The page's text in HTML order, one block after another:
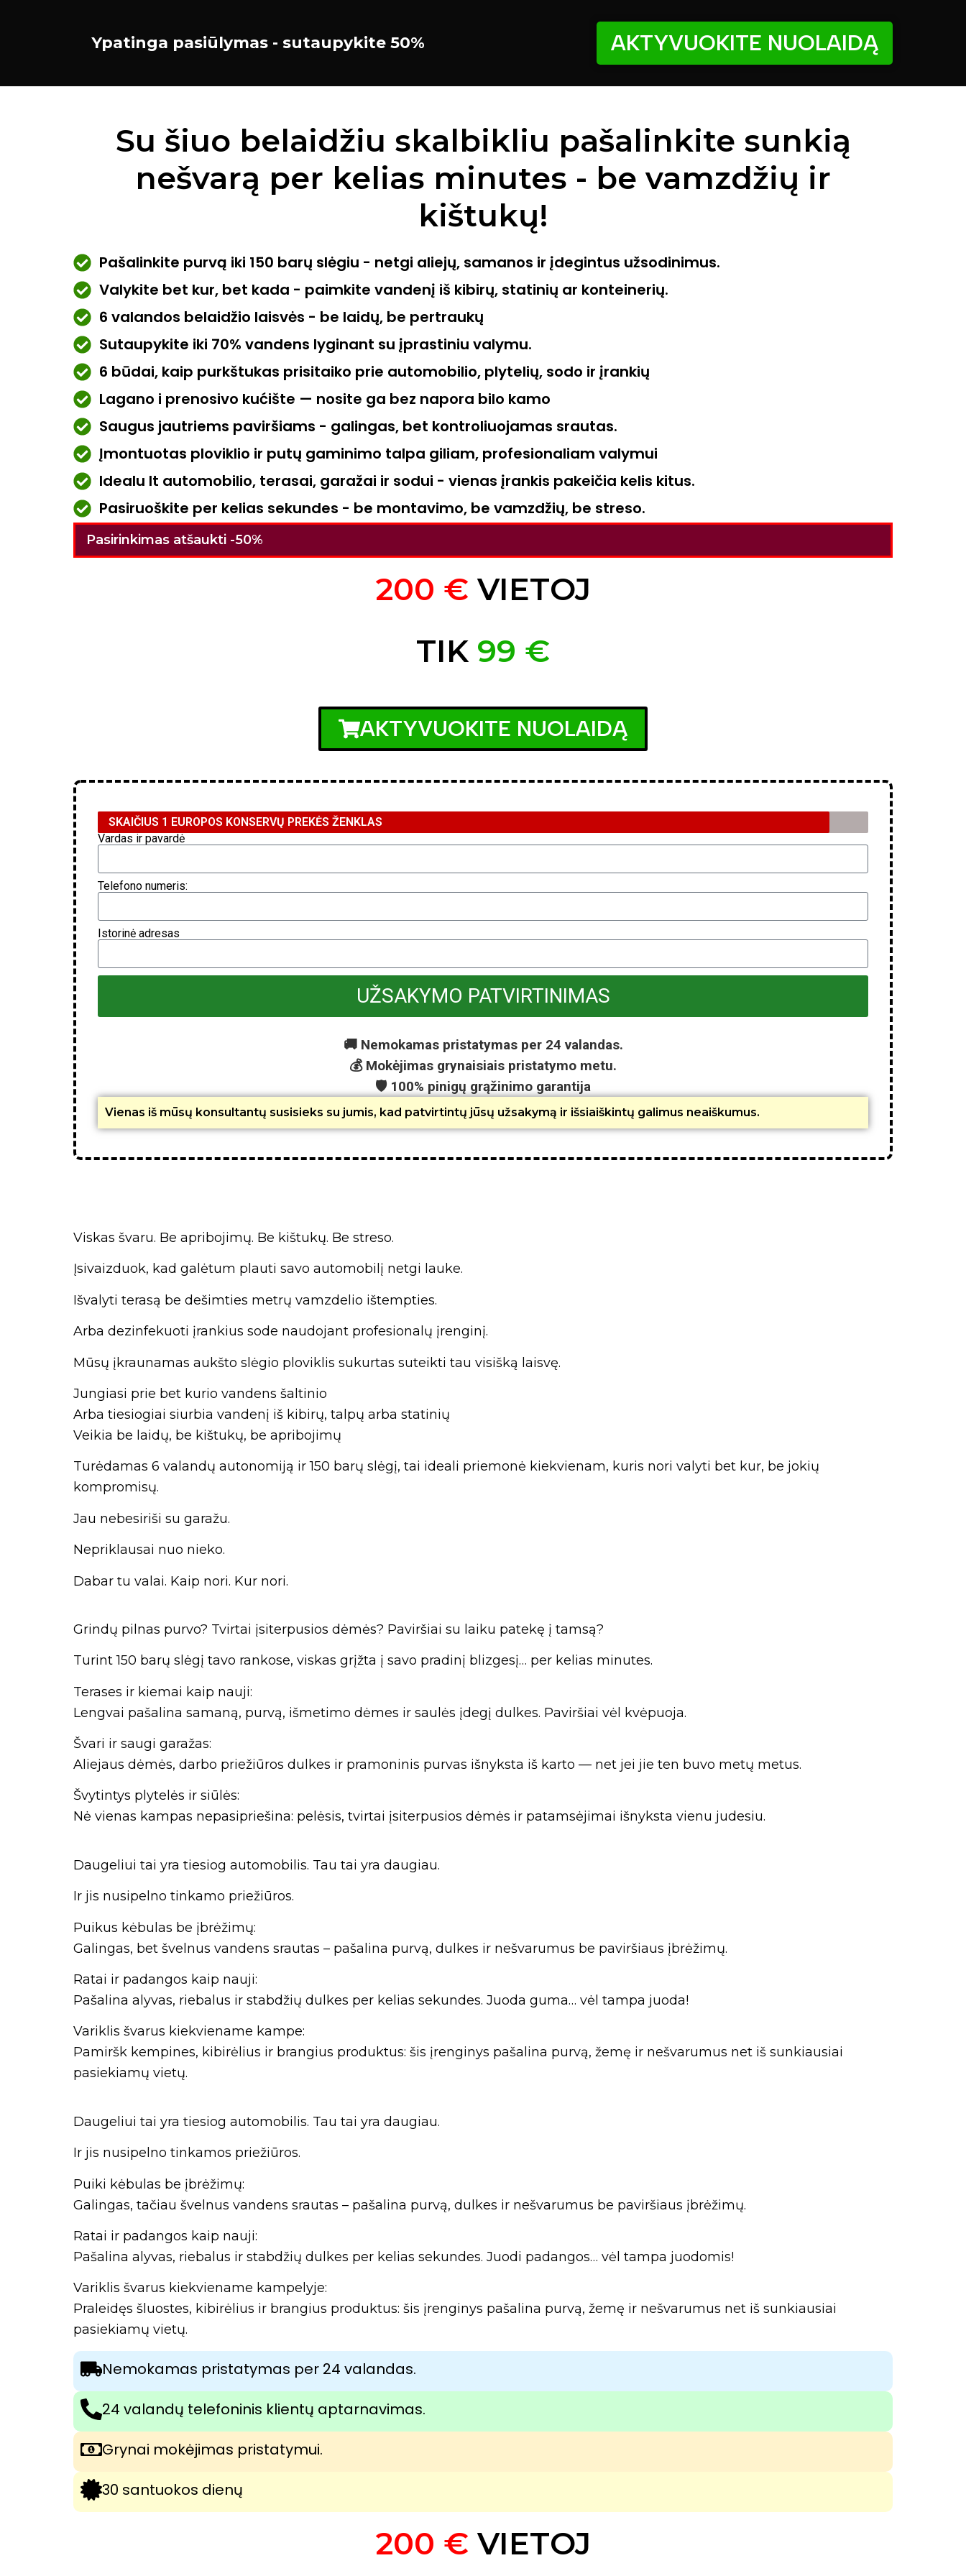
Ypatinga pasiūlymas - sutaupykite 50% AKTYVUOKITE NUOLAIDĄ
Su šiuo belaidžiu skalbikliu pašalinkite sunkią
nešvarą per kelias minutes - be vamzdžių ir
kištukų!
Pašalinkite purvą iki 150 barų slėgiu - netgi aliejų, samanos ir įdegintus užsodinimus.
Valykite bet kur, bet kada - paimkite vandenį iš kibirų, statinių ar konteinerių.
6 valandos belaidžio laisvės - be laidų, be pertraukų
Sutaupykite iki 70% vandens lyginant su įprastiniu valymu.
6 būdai, kaip purkštukas prisitaiko prie automobilio, plytelių, sodo ir įrankių
Lagano i prenosivo kućište — nosite ga bez napora bilo kamo
Saugus jautriems paviršiams - galingas, bet kontroliuojamas srautas.
Įmontuotas ploviklio ir putų gaminimo talpa giliam, profesionaliam valymui
Idealu lt automobilio, terasai, garažai ir sodui - vienas įrankis pakeičia kelis kitus.
Pasiruoškite per kelias sekundes - be montavimo, be vamzdžių, be streso.
Pasirinkimas atšaukti -50%
200 € VIETOJ
TIK 99 €
AKTYVUOKITE NUOLAIDĄ
SKAIČIUS 1 EUROPOS KONSERVŲ PREKĖS ŽENKLAS
Vardas ir pavardė
Telefono numeris:
Istorinė adresas
UŽSAKYMO PATVIRTINIMAS
🚚 Nemokamas pristatymas per 24 valandas.
💰 Mokėjimas grynaisiais pristatymo metu.
🛡️ 100% pinigų grąžinimo garantija
Vienas iš mūsų konsultantų susisieks su jumis, kad patvirtintų jūsų užsakymą ir išsiaiškintų galimus neaiškumus.
Viskas švaru. Be apribojimų. Be kištukų. Be streso.
Įsivaizduok, kad galėtum plauti savo automobilį netgi lauke.
Išvalyti terasą be dešimties metrų vamzdelio ištempties.
Arba dezinfekuoti įrankius sode naudojant profesionalų įrenginį.
Mūsų įkraunamas aukšto slėgio ploviklis sukurtas suteikti tau visišką laisvę.
Jungiasi prie bet kurio vandens šaltinio
Arba tiesiogiai siurbia vandenį iš kibirų, talpų arba statinių
Veikia be laidų, be kištukų, be apribojimų
Turėdamas 6 valandų autonomiją ir 150 barų slėgį, tai ideali priemonė kiekvienam, kuris nori valyti bet kur, be jokių
kompromisų.
Jau nebesiriši su garažu.
Nepriklausai nuo nieko.
Dabar tu valai. Kaip nori. Kur nori.
Grindų pilnas purvo? Tvirtai įsiterpusios dėmės? Paviršiai su laiku patekę į tamsą?
Turint 150 barų slėgį tavo rankose, viskas grįžta į savo pradinį blizgesį… per kelias minutes.
Terases ir kiemai kaip nauji:
Lengvai pašalina samaną, purvą, išmetimo dėmes ir saulės įdegį dulkes. Paviršiai vėl kvėpuoja.
Švari ir saugi garažas:
Aliejaus dėmės, darbo priežiūros dulkes ir pramoninis purvas išnyksta iš karto — net jei jie ten buvo metų metus.
Švytintys plytelės ir siūlės:
Nė vienas kampas nepasipriešina: pelėsis, tvirtai įsiterpusios dėmės ir patamsėjimai išnyksta vienu judesiu.
Daugeliui tai yra tiesiog automobilis. Tau tai yra daugiau.
Ir jis nusipelno tinkamo priežiūros.
Puikus kėbulas be įbrėžimų:
Galingas, bet švelnus vandens srautas – pašalina purvą, dulkes ir nešvarumus be paviršiaus įbrėžimų.
Ratai ir padangos kaip nauji:
Pašalina alyvas, riebalus ir stabdžių dulkes per kelias sekundes. Juoda guma… vėl tampa juoda!
Variklis švarus kiekviename kampe:
Pamiršk kempines, kibirėlius ir brangius produktus: šis įrenginys pašalina purvą, žemę ir nešvarumus net iš sunkiausiai
pasiekiamų vietų.
Daugeliui tai yra tiesiog automobilis. Tau tai yra daugiau.
Ir jis nusipelno tinkamos priežiūros.
Puiki kėbulas be įbrėžimų:
Galingas, tačiau švelnus vandens srautas – pašalina purvą, dulkes ir nešvarumus be paviršiaus įbrėžimų.
Ratai ir padangos kaip nauji:
Pašalina alyvas, riebalus ir stabdžių dulkes per kelias sekundes. Juodi padangos… vėl tampa juodomis!
Variklis švarus kiekviename kampelyje:
Praleidęs šluostes, kibirėlius ir brangius produktus: šis įrenginys pašalina purvą, žemę ir nešvarumus net iš sunkiausiai
pasiekiamų vietų.
Nemokamas pristatymas per 24 valandas.
24 valandų telefoninis klientų aptarnavimas.
Grynai mokėjimas pristatymui.
30 santuokos dienų
200 € VIETOJ